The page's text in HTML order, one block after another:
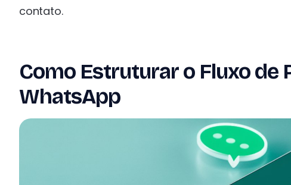
contato.
Como Estruturar o Fluxo de
WhatsApp